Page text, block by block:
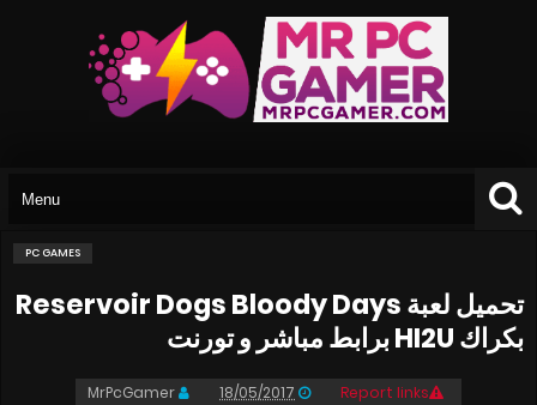
PC GAMES
تحميل لعبة Reservoir Dogs Bloody Days
بكراك HI2U برابط مباشر و تورنت
MrPcGamer 18/05/2017 Report links